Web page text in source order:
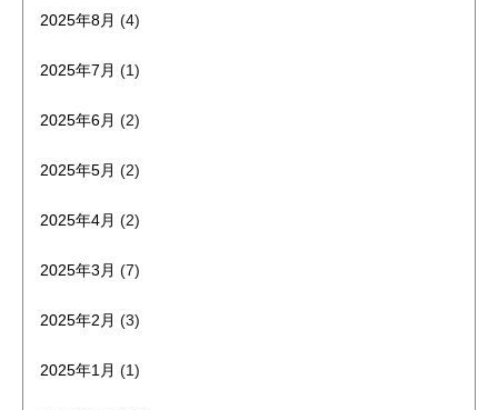
2025年8月 (4)
2025年7月 (1)
2025年6月 (2)
2025年5月 (2)
2025年4月 (2)
2025年3月 (7)
2025年2月 (3)
2025年1月 (1)